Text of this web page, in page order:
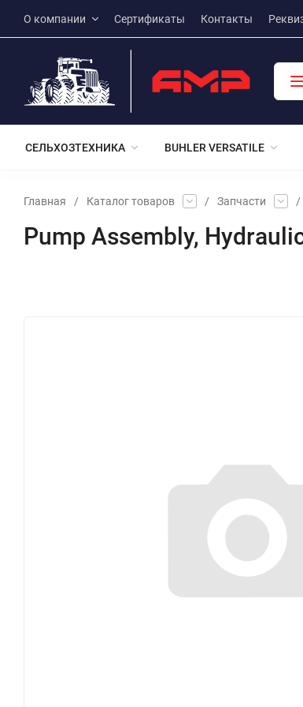
О компании Сертификаты Контакты
СЕЛЬХОЗТЕХНИКА BUHLER VERSATILE
Главная / Каталог товаров / Запчасти /
Pump Assembly,